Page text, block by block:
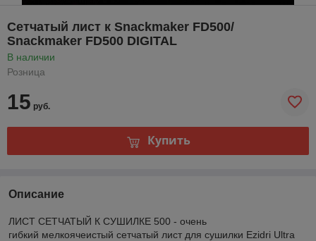
Сетчатый лист к Snackmaker FD500/
Snackmaker FD500 DIGITAL
В наличии
Розница
15 руб.
Купить
Описание
ЛИСТ СЕТЧАТЫЙ К СУШИЛКЕ 500 - очень
гибкий мелкоячеистый сетчатый лист для сушилки Ezidri Ultra